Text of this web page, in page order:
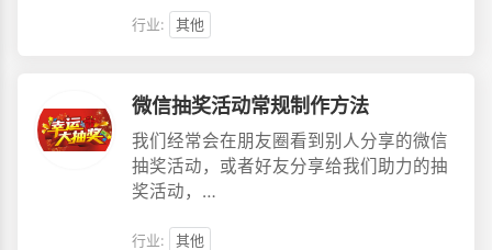
行业: 其他
微信抽奖活动常规制作方法
我们经常会在朋友圈看到别人分享的微信
抽奖活动，或者好友分享给我们助力的抽
奖活动，…
行业: 其他